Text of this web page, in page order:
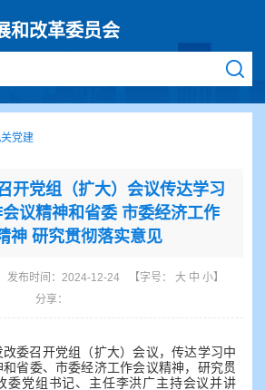
和改革委员会
党建
开党组（扩大）会议传达学习
议精神和省委 市委经济工作
神 研究贯彻落实意见
发布时间：2024-12-24 【字号： 大 中 小】
分享：
改委召开党组（扩大）会议，传达学习中
省委、市委经济工作会议精神，研究贯
委党组书记、主任李洪广主持会议并讲